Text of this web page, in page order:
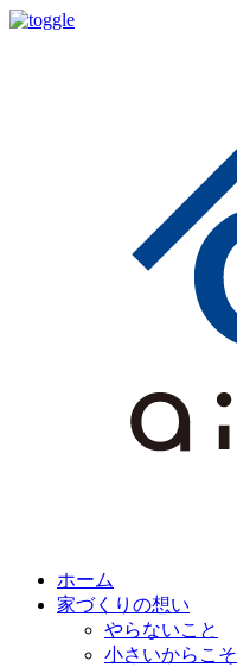
ホーム
家づくりの想い
やらないこと
小さいからこそ